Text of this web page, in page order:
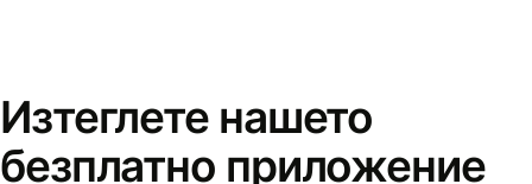
Изтеглете нашето
безплатно приложение